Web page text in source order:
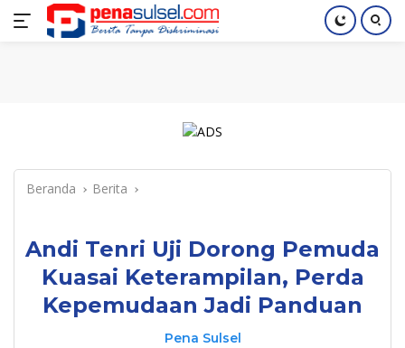
Langsung
Home Nasional Pendidikan Index
Beranda Berita
Andi Tenri Uji Dorong Pemuda
Kuasai Keterampilan, Perda
Kepemudaan Jadi Panduan
Pena Sulsel